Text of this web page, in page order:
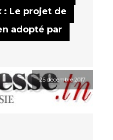
: Le projet de
adopté par
25 décembre 2017